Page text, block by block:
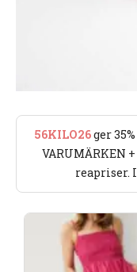
56KILO26ger
VARUMÄRKEN